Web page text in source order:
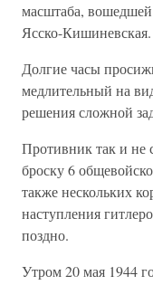
масштаба,
Ясско-Кишиневская.
Долгие часы
медлительный на
решения сложной
Противник так и не
броску 6
также нескольких
наступления
поздно.
Утром 20 мая 1944